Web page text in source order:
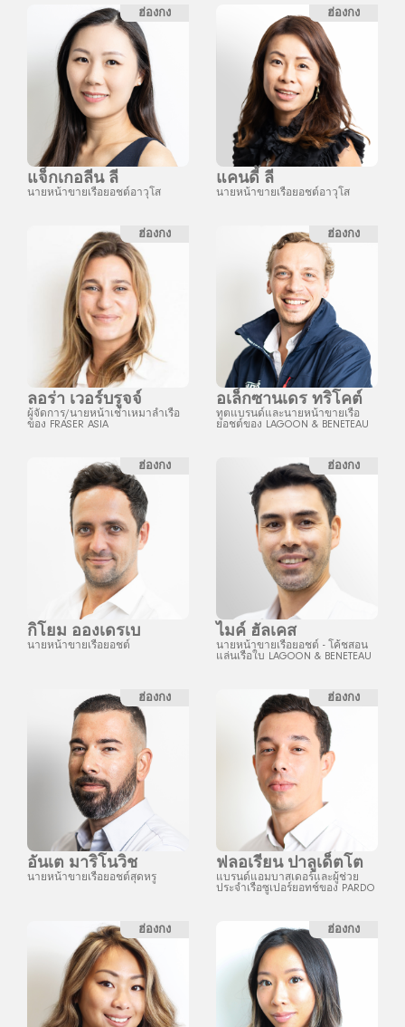
แจ็กเกอลีน ลี
นายหน้าขายเรือยอชต์อาวุโส
ฮ่องกง
แคนดี้ ลี
นายหน้าขายเรือยอชต์อาวุโส
ฮ่องกง
ลอร่า เวอร์บรูจจ์
ผู้จัดการ/นายหน้าเช่าเหมาลำเรือ
ของ FRASER ASIA
ฮ่องกง
อเล็กซานเดร ทริโคต์
ทูตแบรนด์และนายหน้าขายเรือ
ยอชต์ของ LAGOON & BENETEAU
ฮ่องกง
กิโยม อองเดรเบ
นายหน้าขายเรือยอชต์
ฮ่องกง
ไมค์ ฮัลเคส
นายหน้าขายเรือยอชต์ - โค้ชสอน
แล่นเรือใบ LAGOON & BENETEAU
ฮ่องกง
อันเต มาริโนวิช
นายหน้าขายเรือยอชต์สุดหรู
ฮ่องกง
ฟลอเรียน ปาลูเด็ตโต
แบรนด์แอมบาสเดอร์และผู้ช่วย
ประจำเรือซูเปอร์ยอทช์ของ PARDO
ฮ่องกง
ฮ่องกง ฮ่องกง